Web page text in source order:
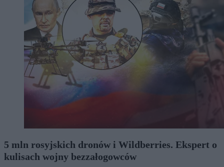
5 mln rosyjskich dronów i Wildberries. Ekspert o
kulisach wojny bezzałogowców